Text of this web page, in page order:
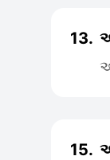
13.
15.